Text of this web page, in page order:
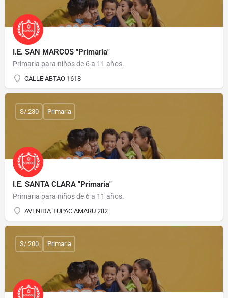
I.E. SAN MARCOS "Primaria"
Primaria para niños de 6 a 11 años.
CALLE ABTAO 1618
I.E. SANTA CLARA "Primaria"
Primaria para niños de 6 a 11 años.
AVENIDA TUPAC AMARU 282
S/.230 Primaria
S/.200 Primaria